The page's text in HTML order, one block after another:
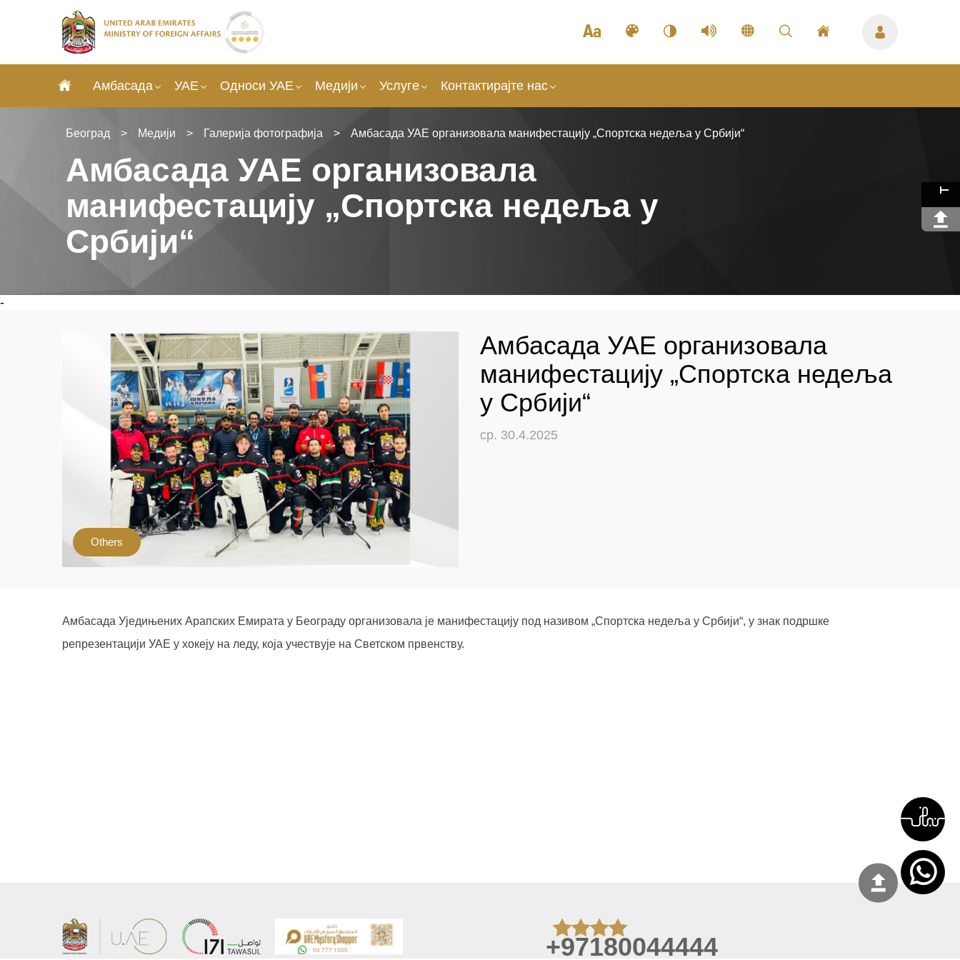
Амбасада УАЕ Односи УАЕ Медији Услуге Контактирајте нас
Београд > Медији > Галерија фотографија > Амбасада УАЕ организовала манифестацију „Спортска недеља у Србији“
Амбасада УАЕ организовала
манифестацију „Спортска недеља у
Србији“
-
Others
Амбасада УАЕ организовала
манифестацију „Спортска недеља
у Србији“
ср. 30.4.2025
Амбасада Уједињених Арапских Емирата у Београду организовала је манифестацију под називом „Спортска недеља у Србији“, у знак подршке
репрезентацији УАЕ у хокеју на леду, која учествује на Светском првенству.
+97180044444